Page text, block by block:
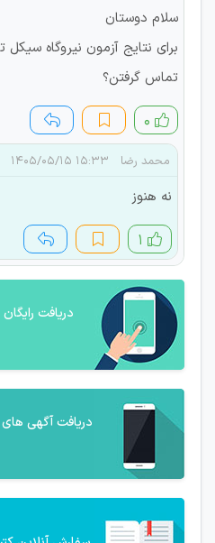
سلام دوستان
برای نتایج آزمون نیروگاه
تماس گرفتن؟
۰
محمد رضا ۱۵:۳۳ ۱۴۰۵/۰۵/۱۵
نه هنوز
۱
دریافت رایگان
دریافت آگهی